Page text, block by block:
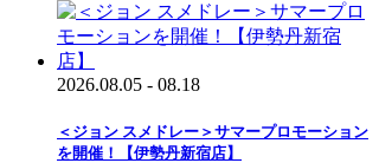
2026.08.05 - 08.18
＜ジョン スメドレー＞サマープロモーション
を開催！【伊勢丹新宿店】